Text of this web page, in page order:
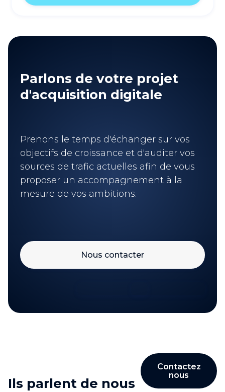
Parlons de votre projet
d'acquisition digitale
Prenons le temps d'échanger sur vos
objectifs de croissance et d'auditer vos
sources de trafic actuelles afin de vous
proposer un accompagnement à la
mesure de vos ambitions.
Nous contacter
Ils parlent de nous
Contactez
nous